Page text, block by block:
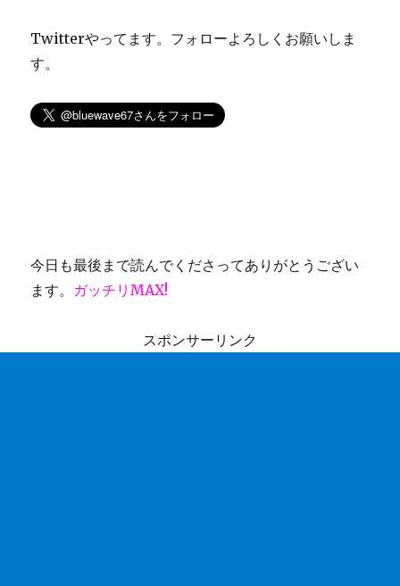
Twitterやってます。フォローよろしくお願いしま
す。
今日も最後まで読んでくださってありがとうござい
ます。 ガッチリMAX!
スポンサーリンク